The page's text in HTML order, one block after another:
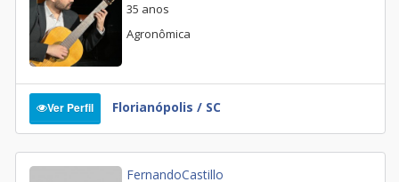
35 anos
Agronômica
Ver Perfil Florianópolis / SC
FernandoCastillo